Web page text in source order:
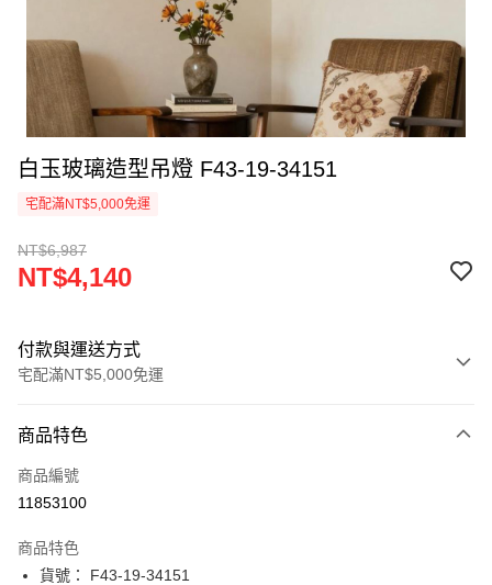
白玉玻璃造型吊燈 F43-19-34151
宅配滿NT$5,000免運
NT$6,987
NT$4,140
付款與運送方式
宅配滿NT$5,000免運
信用卡一次付款
LINE Pay
街口支付
商品特色
商品編號
11853100
商品特色
貨號： F43-19-34151